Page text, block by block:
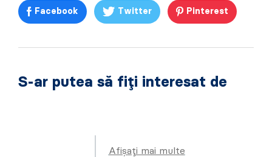
Facebook Twitter Pinterest
S-ar putea să fiți interesat de
Afișați mai multe